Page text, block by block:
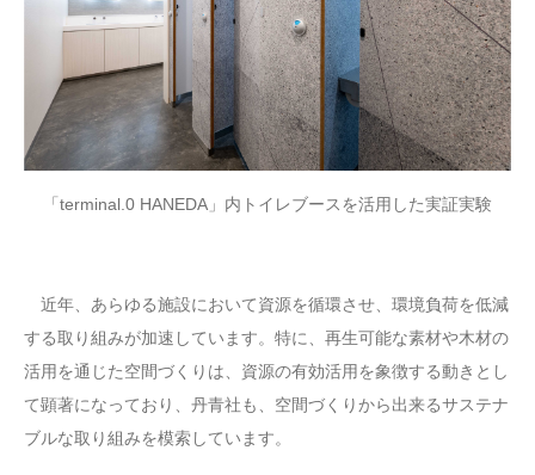
「terminal.0 HANEDA」内トイレブースを活用した実証実験
近年、あらゆる施設において資源を循環させ、環境負荷を低減
する取り組みが加速しています。特に、再生可能な素材や木材の
活用を通じた空間づくりは、資源の有効活用を象徴する動きとし
て顕著になっており、丹青社も、空間づくりから出来るサステナ
ブルな取り組みを模索しています。